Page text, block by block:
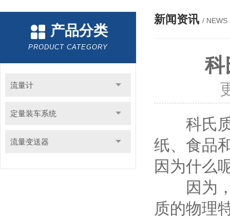
产品分类
PRODUCT CATEGORY
流量计
定量装车系统
流量变送器
新闻资讯 / NEWS
科
科氏质
纸、食品
因为什么
因为，
质的物理